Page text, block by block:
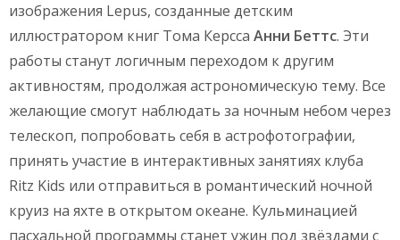
изображения Lepus, созданные детским
иллюстратором книг Тома Керсса Анни Беттс. Эти
работы станут логичным переходом к другим
активностям, продолжая астрономическую тему. Все
желающие смогут наблюдать за ночным небом через
телескоп, попробовать себя в астрофотографии,
принять участие в интерактивных занятиях клуба
Ritz Kids или отправиться в романтический ночной
круиз на яхте в открытом океане. Кульминацией
пасхальной программы станет ужин под звёздами с